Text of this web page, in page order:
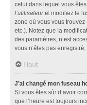
celui dans lequel vous
l’utilisateuret modifiez le
zone où vous vous trouvez
etc.). Notez que la
des paramètres, n’est
vous n’êtes pas
Haut
J’ai changé mon fuseau
Si vous êtes sûr d’avoir
que l’heure est toujours